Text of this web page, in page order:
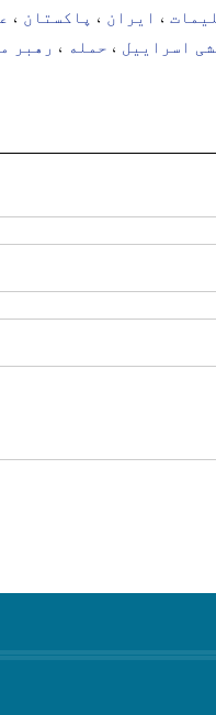
، ایران ، پاکستان ،
اسراییل ، حمله ، رهبر